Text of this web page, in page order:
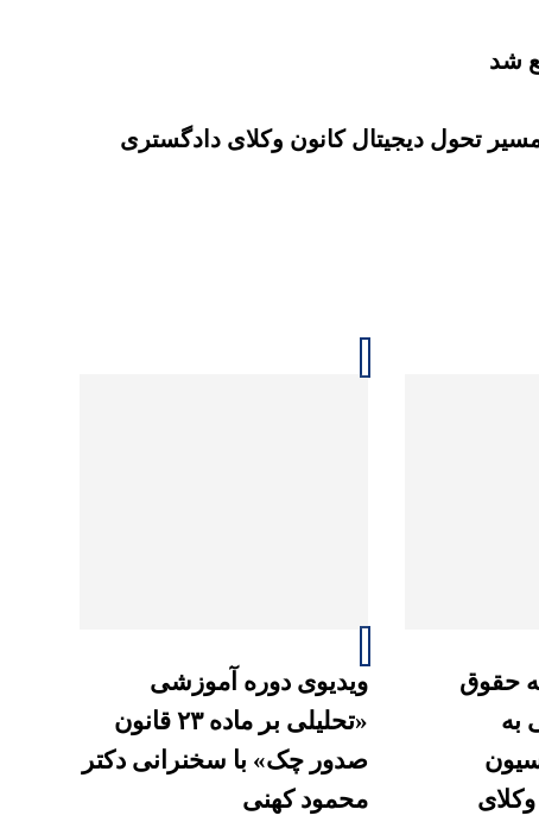
تحول دیجیتال کانون وکلای دادگستری
حقوق
به
ویدیوی دوره آموزشی
«تحلیلی بر ماده ۲۳ قانون
صدور چک» با سخنرانی دکتر
محمود کهنی